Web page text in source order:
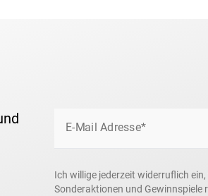
E-Mail Adresse*
Ich willige jederzeit widerruflich
Sonderaktionen und